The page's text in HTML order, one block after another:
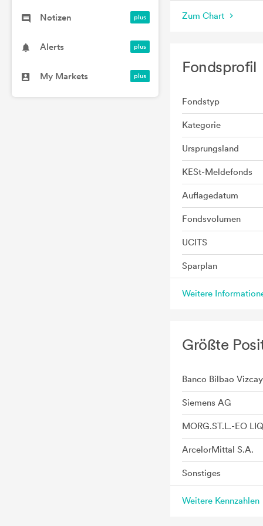
Notizen
Alerts
My Markets
Zum Chart
Fondsprofil
Fondstyp
Kategorie
Ursprungsland
KESt-Meldefonds
Auflagedatum
Fondsvolumen
UCITS
Sparplan
Weitere
Größte
Banco Bilbao
Siemens AG
MORG.ST.L.-EO
ArcelorMittal S.A.
Sonstiges
Weitere Kennzahlen